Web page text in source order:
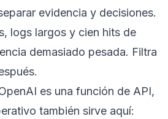
evidencia y decisiones.
logs largos y cien hits de
demasiado pesada. Filtra
es una función de API,
también sirve aquí: